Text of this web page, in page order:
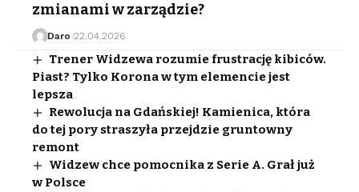
zmianami w zarządzie?
Daro 22.04.2026
Trener Widzewa rozumie frustrację kibiców.
Piast? Tylko Korona w tym elemencie jest
lepsza
Rewolucja na Gdańskiej! Kamienica, która
do tej pory straszyła przejdzie gruntowny
remont
Widzew chce pomocnika z Serie A. Grał już
w Polsce